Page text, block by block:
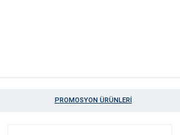
PROMOSYON ÜRÜNLERI